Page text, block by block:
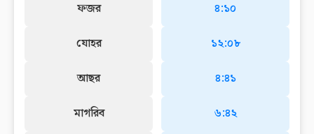
ফজর
যোহর
আছর
মাগরিব
৪:১০
১২:০৮
৪:৪১
৬:৪২